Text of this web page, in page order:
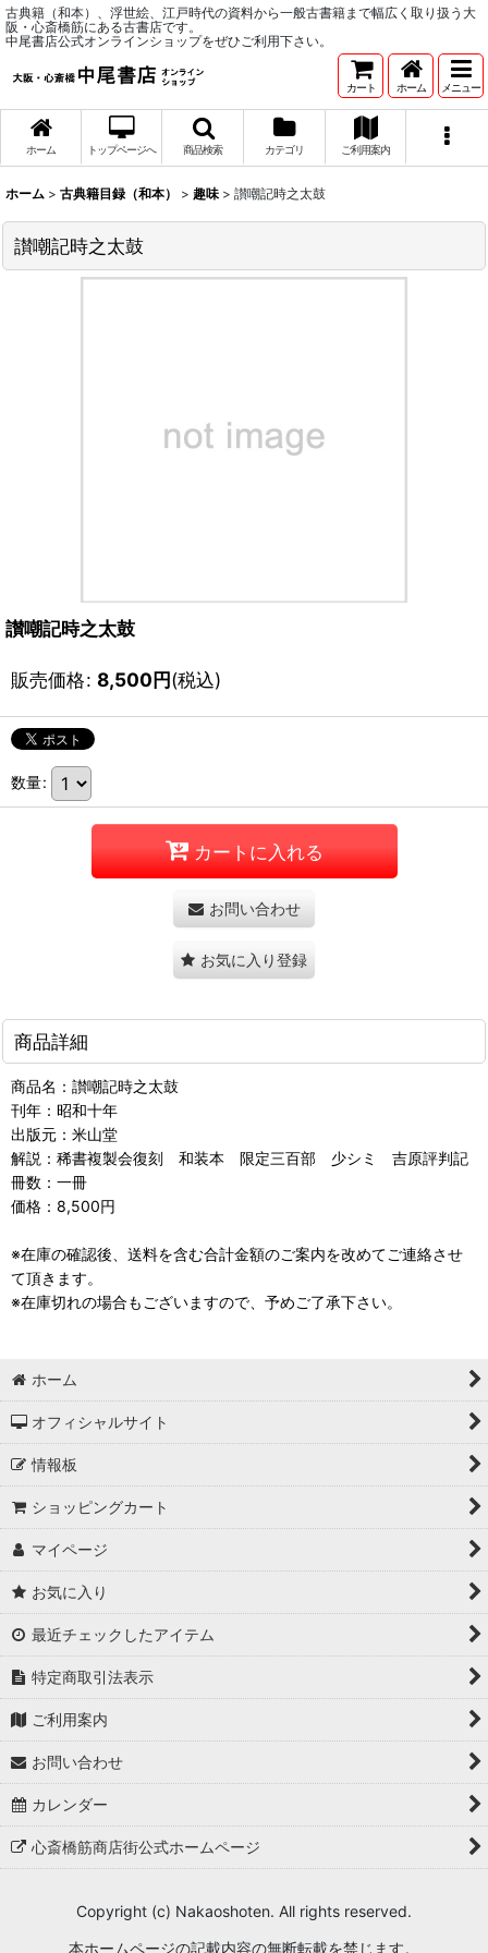
古典籍（和本）、浮世絵、江戸時代の資料から一般古書籍まで幅広く取り扱う大
阪・心斎橋筋にある古書店です。
中尾書店公式オンラインショップをぜひご利用下さい。
カート ホーム メニュー
ホーム トップページへ 商品検索 カテゴリ ご利用案内
ホーム > 古典籍目録（和本） > 趣味 > 讃嘲記時之太鼓
讃嘲記時之太鼓
讃嘲記時之太鼓
販売価格: 8,500円(税込)
数量:
カートに入れる
お問い合わせ
お気に入り登録
商品詳細
商品名：讃嘲記時之太鼓
刊年：昭和十年
出版元：米山堂
解説：稀書複製会復刻 和装本 限定三百部 少シミ 吉原評判記
冊数：一冊
価格：8,500円
※在庫の確認後、送料を含む合計金額のご案内を改めてご連絡させ
て頂きます。
※在庫切れの場合もございますので、予めご了承下さい。
ホーム
オフィシャルサイト
情報板
ショッピングカート
マイページ
お気に入り
最近チェックしたアイテム
特定商取引法表示
ご利用案内
お問い合わせ
カレンダー
心斎橋筋商店街公式ホームページ
Copyright (c) Nakaoshoten. All rights reserved.
本ホームページの記載内容の無断転載を禁じます。